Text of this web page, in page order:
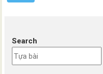
Search